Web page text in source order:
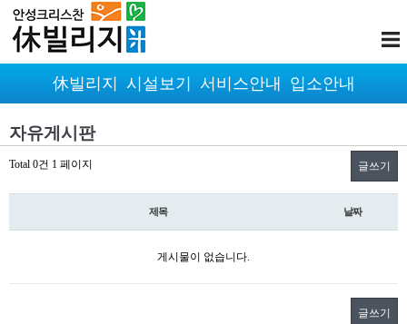
休빌리지 시설보기 서비스안내 입소안내
자유게시판
Total 0건 1 페이지 글쓰기
제목 날짜
게시물이 없습니다.
글쓰기